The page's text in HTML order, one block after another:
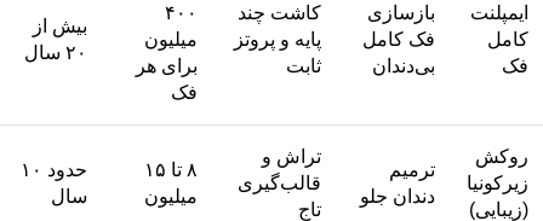
ایمپلنت
کامل
فک
بازسازی
فک کامل
بی‌دندان
کاشت چند
پایه و پروتز
ثابت
۴۰۰
میلیون
برای هر
فک
بیش از
۲۰ سال
روکش
زیرکونیا
(زیبایی)
ترمیم
دندان جلو
تراش و
قالب‌گیری
تاج
۸ تا ۱۵
میلیون
حدود ۱۰
سال